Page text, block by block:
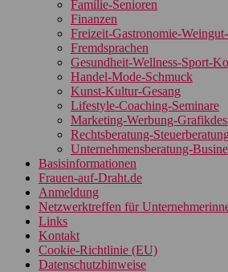
Familie-Senioren
Finanzen
Freizeit-Gastronomie-
Fremdsprachen
Gesundheit-Wellness-Sport-
Handel-Mode-Schmuck
Kunst-Kultur-Gesang
Lifestyle-Coaching-Seminare
Marketing-Werbung-
Rechtsberatung-
Unternehmensberatung-
Basisinformationen
Frauen-auf-Draht.de
Anmeldung
Netzwerktreffen für
Links
Kontakt
Cookie-Richtlinie (EU)
Datenschutzhinweise